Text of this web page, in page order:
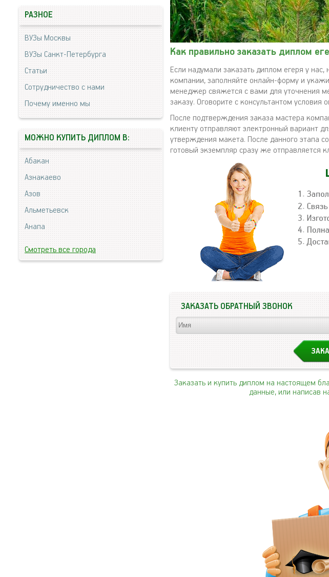
Как правильно заказать диплом
Если надумали заказать диплом егеря у
компании, заполняйте онлайн-форму и
менеджер свяжется с вами для уточнения
заказу. Оговорите с консультантом условия
После подтверждения заказа мастера
клиенту отправляют электронный вариант
утверждения макета. После данного этапа
готовый экземпляр сразу же отправляется
ЗАКАЗАТЬ ОБРАТНЫЙ ЗВОНОК
Заказать и купить диплом на настоящем
данные, или написав
РАЗНОЕ
ВУЗы Москвы
ВУЗы Санкт-Петербурга
Статьи
Сотрудничество с нами
Почему именно мы
МОЖНО КУПИТЬ ДИПЛОМ В:
Абакан
Азнакаево
Азов
Альметьевск
Анапа
Смотреть все города